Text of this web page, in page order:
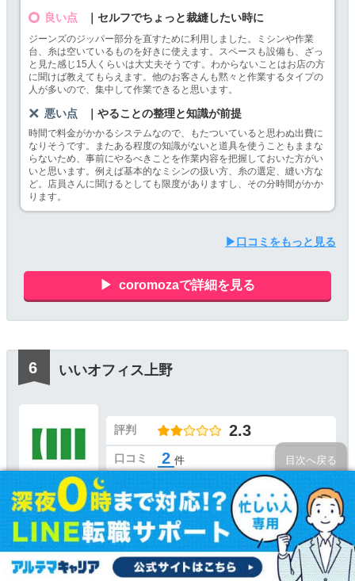
良い点 ｜セルフでちょっと裁縫したい時に
ジーンズのジッパー部分を直すために利用しました。ミシンや作業
台、糸は空いているものを好きに使えます。スペースも設備も、ざっ
と見た感じ15人くらいは大丈夫そうです。わからないことはお店の方
に聞けば教えてもらえます。他のお客さんも黙々と作業するタイプの
人が多いので、集中して作業できると思います。
悪い点 ｜やることの整理と知識が前提
時間で料金がかかるシステムなので、もたついていると思わぬ出費に
なりそうです。またある程度の知識がないと道具を使うこともままな
らないため、事前にやるべきことを作業内容を把握しておいた方がい
いと思います。例えば基本的なミシンの扱い方、糸の選定、縫い方な
ど。店員さんに聞けるとしても限度がありますし、その分時間がかか
ります。
▶口コミをもっと見る
coromozaで詳細を見る
いいオフィス上野
評判 2.3
口コミ 2 件
価格満足度
4.0
プラン
独自サービス
目次へ戻る